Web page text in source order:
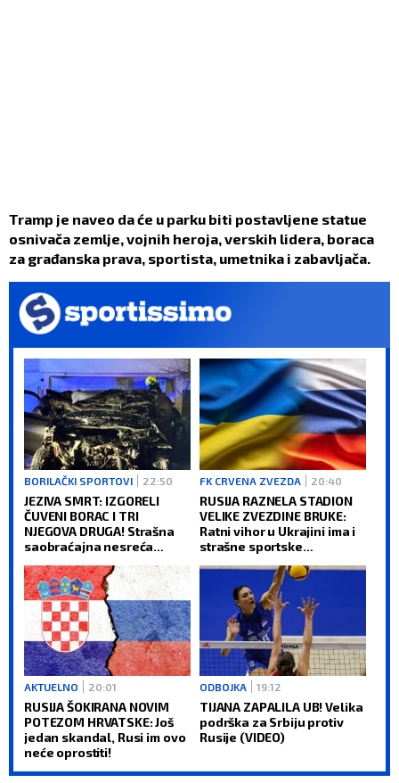
Tramp je naveo da će u parku biti postavljene statue
osnivača zemlje, vojnih heroja, verskih lidera, boraca
za građanska prava, sportista, umetnika i zabavljača.
BORILAČKI SPORTOVI 22:50
JEZIVA SMRT: IZGORELI
ČUVENI BORAC I TRI
NJEGOVA DRUGA! Strašna
saobraćajna nesreća
FK CRVENA ZVEZDA 20:40
RUSIJA RAZNELA STADION
VELIKE ZVEZDINE BRUKE:
Ratni vihor u Ukrajini ima i
strašne sportske
AKTUELNO 20:01
RUSIJA ŠOKIRANA NOVIM
POTEZOM HRVATSKE: Još
jedan skandal, Rusi im ovo
neće oprostiti!
ODBOJKA 19:12
TIJANA ZAPALILA UB! Velika
podrška za Srbiju protiv
Rusije (VIDEO)